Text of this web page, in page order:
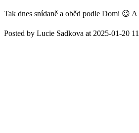
Tak dnes snídaně a oběd podle Domi 😉
Posted by Lucie Sadkova at 2025-01-20